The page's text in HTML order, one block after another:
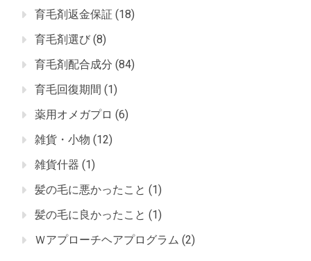
育毛剤返金保証 (18)
育毛剤選び (8)
育毛剤配合成分 (84)
育毛回復期間 (1)
薬用オメガプロ (6)
雑貨・小物 (12)
雑貨什器 (1)
髪の毛に悪かったこと (1)
髪の毛に良かったこと (1)
Ｗアプローチヘアプログラム (2)